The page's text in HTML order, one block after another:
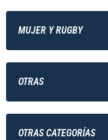
MUJER Y RUGBY
OTRAS
OTRAS CATEGORÍAS